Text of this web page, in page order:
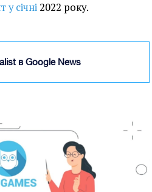
у січні 2022 року.
в Google News